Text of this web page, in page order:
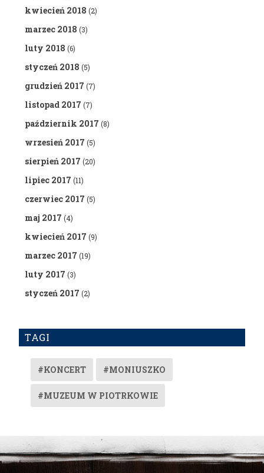
kwiecień 2018 (2)
marzec 2018 (3)
luty 2018 (6)
styczeń 2018 (5)
grudzień 2017 (7)
listopad 2017 (7)
październik 2017 (8)
wrzesień 2017 (5)
sierpień 2017 (20)
lipiec 2017 (11)
czerwiec 2017 (5)
maj 2017 (4)
kwiecień 2017 (9)
marzec 2017 (19)
luty 2017 (3)
styczeń 2017 (2)
TAGI
#KONCERT #MONIUSZKO
#MUZEUM W PIOTRKOWIE